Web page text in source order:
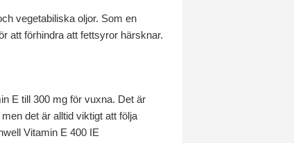
vegetabiliska oljor. Som en
att förhindra att fettsyror härsknar.
E till 300 mg för vuxna. Det är
det är alltid viktigt att följa
Vitamin E 400 IE